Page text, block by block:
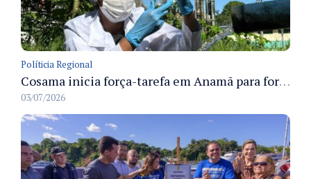
Políticia Regional
Cosama inicia força-tarefa em Anamã para fortalecer abastecimento de água e segurança hídrica da população
03/07/2026